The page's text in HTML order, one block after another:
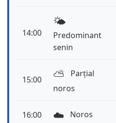
14:00
🌤️
Predominant
senin
15:00 ⛅️
Parțial
noros
16:00 ☁️ Noros